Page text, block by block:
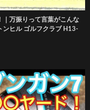
｜万振りって言葉がこんな
ンヒル ゴルフクラブ H13-